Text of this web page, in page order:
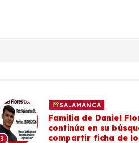
3
SALAMANCA
Familia de Daniel
continúa en su
compartir ficha de